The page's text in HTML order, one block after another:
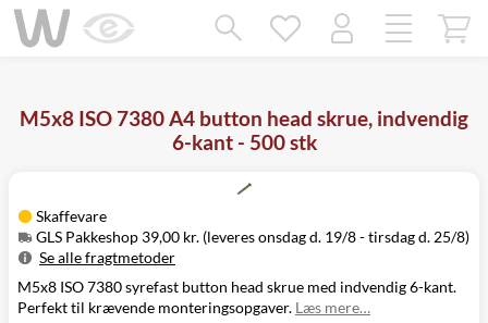
M5x8 ISO 7380 A4 button head skrue, indvendig
6-kant - 500 stk
Skaffevare
GLS Pakkeshop 39,00 kr. (leveres onsdag d. 19/8 - tirsdag d. 25/8)
Se alle fragtmetoder
Metode
Pris Leveres
Onsdag d. 19/8
M5x8 ISO 7380 syrefast button head skrue med indvendig 6-kant.
Perfekt til krævende monteringsopgaver. Læs mere…
Mangler chatten?
Ret samtykke!